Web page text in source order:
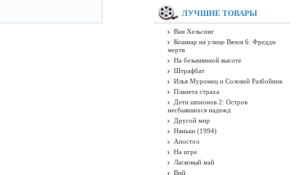
ЛУЧШИЕ ТОВАРЫ
Ван Хельсинг
Кошмар на улице Вязов 6: Фредди
мертв
На безымянной высоте
Штрафбат
Илья Муромец и Соловей Разбойник
Планета страха
Дети шпионов 2: Остров
несбывшихся надежд
Другой мир
Няньки (1994)
Апостол
На игре
Ласковый май
Вий